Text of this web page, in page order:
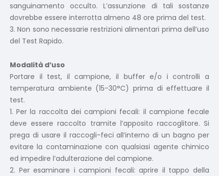
sanguinamento occulto. L’assunzione di tali sostanze
dovrebbe essere interrotta almeno 48 ore prima del test.
3. Non sono necessarie restrizioni alimentari prima dell’uso
del Test Rapido.
Modalità d’uso
Portare il test, il campione, il buffer e/o i controlli a
temperatura ambiente (15-30°C) prima di effettuare il
test.
1. Per la raccolta dei campioni fecali: il campione fecale
deve essere raccolto tramite l’apposito raccoglitore. Si
prega di usare il raccogli-feci all’interno di un bagno per
evitare la contaminazione con qualsiasi agente chimico
ed impedire l’adulterazione del campione.
2. Per esaminare i campioni fecali: aprire il tappo della